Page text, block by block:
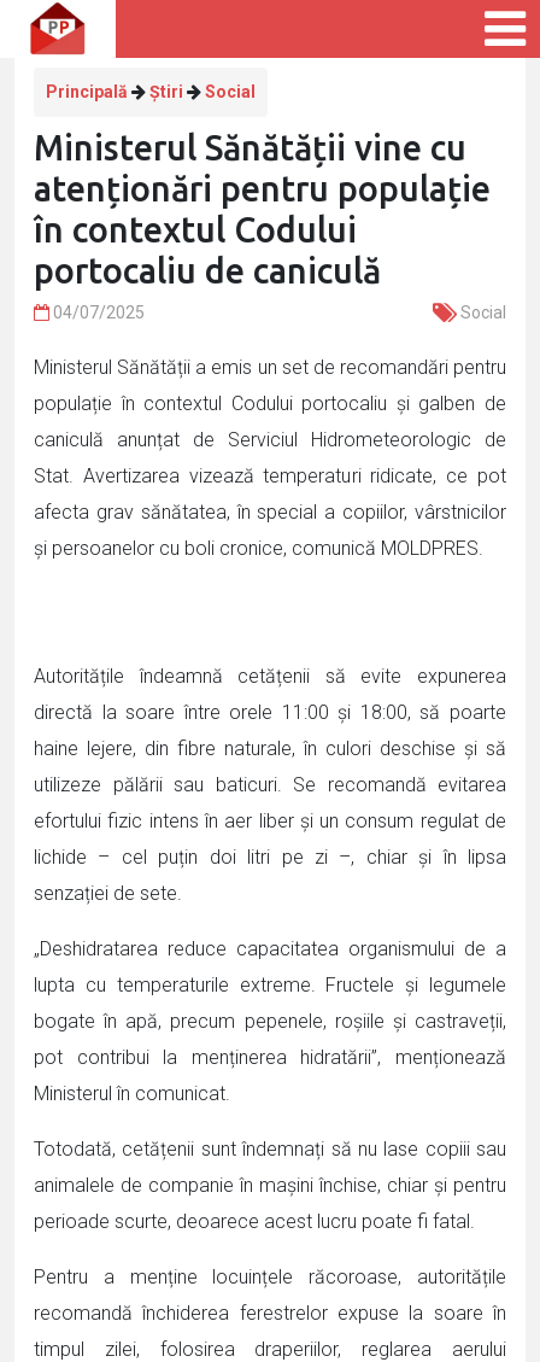
Principală Știri Social
Ministerul Sănătății vine cu
atenționări pentru populație
în contextul Codului
portocaliu de caniculă
04/07/2025 Social
Ministerul Sănătății a emis un set de recomandări pentru
populație în contextul Codului portocaliu și galben de
caniculă anunțat de Serviciul Hidrometeorologic de
Stat. Avertizarea vizează temperaturi ridicate, ce pot
afecta grav sănătatea, în special a copiilor, vârstnicilor
și persoanelor cu boli cronice, comunică MOLDPRES.
Autoritățile îndeamnă cetățenii să evite expunerea
directă la soare între orele 11:00 și 18:00, să poarte
haine lejere, din fibre naturale, în culori deschise și să
utilizeze pălării sau baticuri. Se recomandă evitarea
efortului fizic intens în aer liber și un consum regulat de
lichide – cel puțin doi litri pe zi –, chiar și în lipsa
senzației de sete.
„Deshidratarea reduce capacitatea organismului de a
lupta cu temperaturile extreme. Fructele și legumele
bogate în apă, precum pepenele, roșiile și castraveții,
pot contribui la menținerea hidratării”, menționează
Ministerul în comunicat.
Totodată, cetățenii sunt îndemnați să nu lase copiii sau
animalele de companie în mașini închise, chiar și pentru
perioade scurte, deoarece acest lucru poate fi fatal.
Pentru a menține locuințele răcoroase, autoritățile
recomandă închiderea ferestrelor expuse la soare în
timpul zilei, folosirea draperiilor, reglarea aerului